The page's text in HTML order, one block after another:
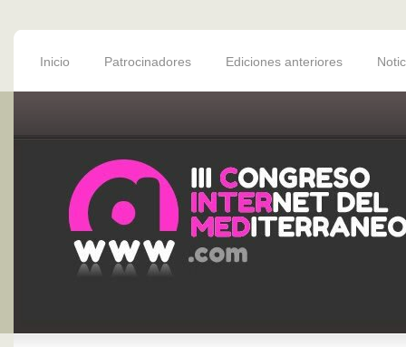
Inicio Patrocinadores Ediciones anteriores